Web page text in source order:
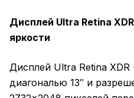
Дисплей Ultra Retina
яркости
Дисплей Ultra Retina XDR
диагональю 13″ и